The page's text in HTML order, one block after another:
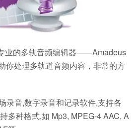
业的多轨音频编辑器——Amadeus
你处理多轨道音频内容，非常的方
录音,数字录音和记录软件,支持各
多种格式,如 Mp3, MPEG-4 AAC, A